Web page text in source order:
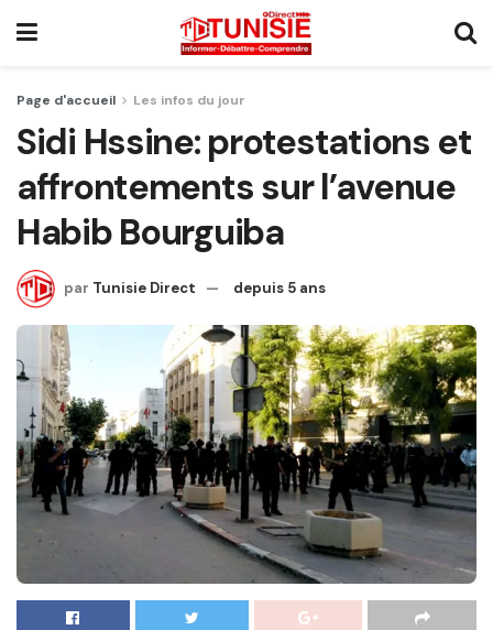
Page d'accueil Les infos du jour
Sidi Hssine: protestations et
affrontements sur l’avenue
Habib Bourguiba
par Tunisie Direct depuis 5 ans